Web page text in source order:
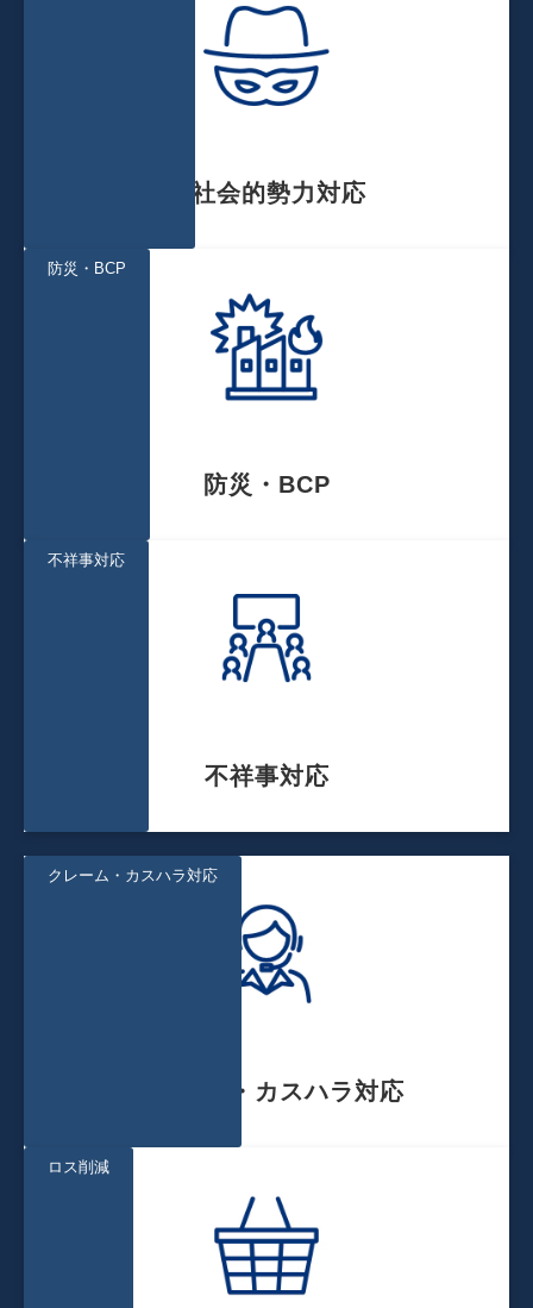
反社会的勢力対応
防災・BCP
防災・BCP
不祥事対応
不祥事対応
クレーム・カスハラ対応
クレーム・カスハラ対応
ロス削減